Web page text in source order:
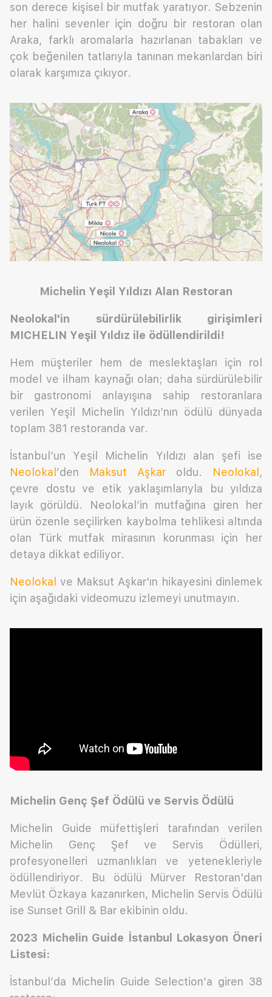
son derece kişisel bir mutfak yaratıyor. Sebzenin
her halini sevenler için doğru bir restoran olan
Araka, farklı aromalarla hazırlanan tabakları ve
çok beğenilen tatlarıyla tanınan mekanlardan biri
olarak karşımıza çıkıyor.
Michelin Yeşil Yıldızı Alan Restoran
Neolokal'in sürdürülebilirlik girişimleri
MICHELIN Yeşil Yıldız ile ödüllendirildi!
Hem müşteriler hem de meslektaşları için rol
model ve ilham kaynağı olan; daha sürdürülebilir
bir gastronomi anlayışına sahip restoranlara
verilen Yeşil Michelin Yıldızı’nın ödülü dünyada
toplam 381 restoranda var.
İstanbul’un Yeşil Michelin Yıldızı alan şefi ise
Neolokal ’den Maksut Aşkar oldu. Neolokal ,
çevre dostu ve etik yaklaşımlarıyla bu yıldıza
layık görüldü. Neolokal’in mutfağına giren her
ürün özenle seçilirken kaybolma tehlikesi altında
olan Türk mutfak mirasının korunması için her
detaya dikkat ediliyor.
Neolokal
ve Maksut Aşkar'ın hikayesini dinlemek
için aşağıdaki videomuzu izlemeyi unutmayın.
Michelin Genç Şef Ödülü ve Servis Ödülü
Michelin Guide müfettişleri tarafından verilen
Michelin Genç Şef ve Servis Ödülleri,
profesyonelleri uzmanlıkları ve yetenekleriyle
ödüllendiriyor. Bu ödülü Mürver Restoran'dan
Mevlüt Özkaya kazanırken, Michelin Servis Ödülü
ise Sunset Grill & Bar ekibinin oldu.
2023 Michelin Guide İstanbul Lokasyon Öneri
Listesi:
İstanbul’da Michelin Guide Selection’a giren 38